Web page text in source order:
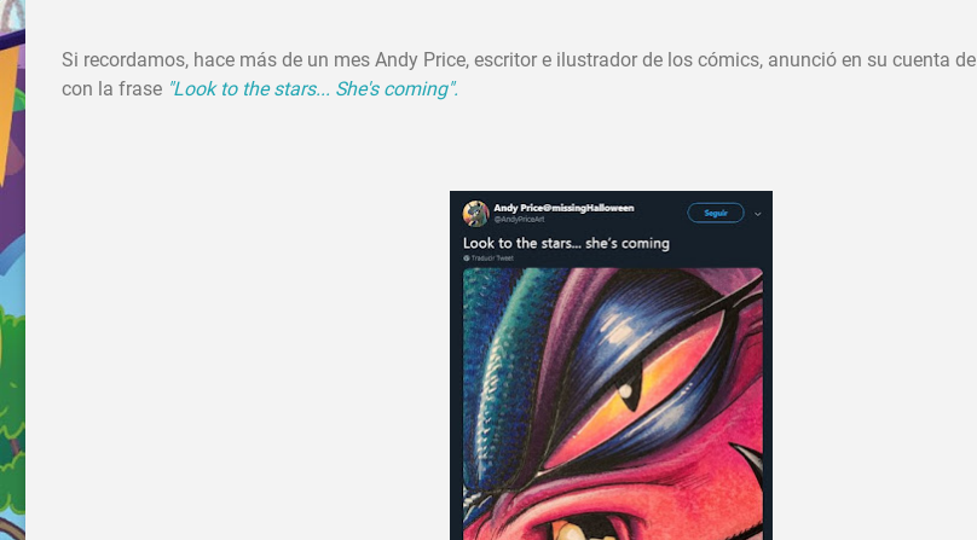
Si recordamos, hace más de un mes Andy Price, escritor e ilustrador de los cómics, anunció en su cuenta de
con la frase "Look to the stars... She's coming".